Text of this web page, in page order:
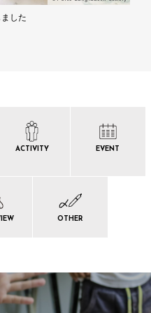
した
ACTIVITY EVENT
OTHER